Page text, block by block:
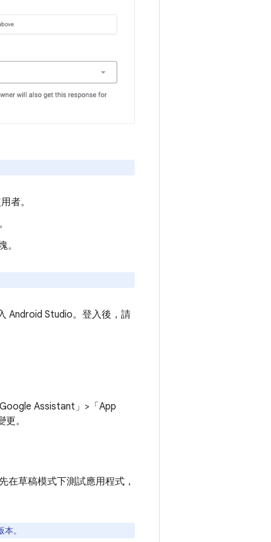
者。
。
Android Studio。登入後，請
Assistant」>「App
。
在草稿模式下測試應用程式，
。